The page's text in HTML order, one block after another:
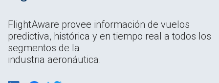
FlightAware provee información de vuelos
predictiva, histórica y en tiempo real a todos los
segmentos de la
industria aeronáutica.